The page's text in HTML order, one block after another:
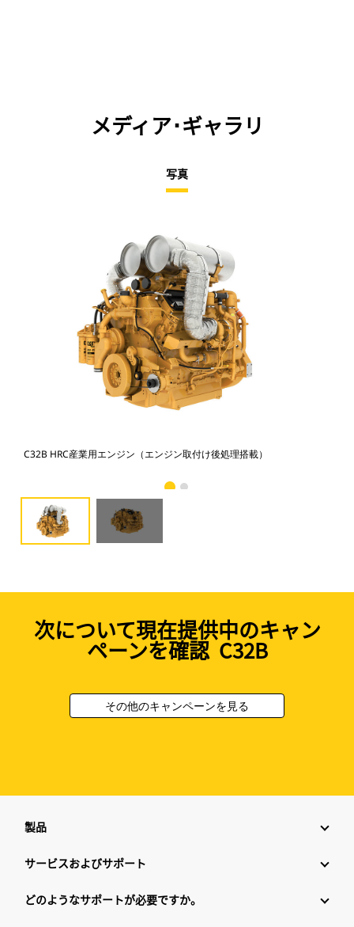
メディア･ギャラリ
写真
C32B HRC産業用エンジン（エンジン取付け後処理搭載）
次について現在提供中のキャン
ペーンを確認 C32B
その他のキャンペーンを見る
製品
サービスおよびサポート
どのようなサポートが必要ですか。